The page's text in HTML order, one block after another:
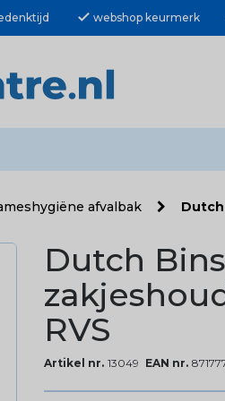
check webshop keurmerk
afvalbak Dutch
Dutch
RVS
Artikel nr. 13049 EAN nr.